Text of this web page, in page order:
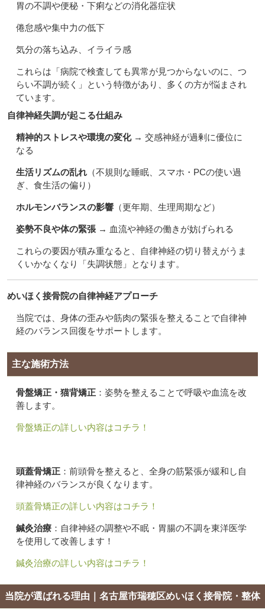
胃の不調や便秘・下痢などの消化器症状
倦怠感や集中力の低下
気分の落ち込み、イライラ感
これらは「病院で検査しても異常が見つからないのに、つ
らい不調が続く」という特徴があり、多くの方が悩まされ
ています。
自律神経失調が起こる仕組み
精神的ストレスや環境の変化→ 交感神経が過剰に優位に
なる
生活リズムの乱れ （不規則な睡眠、スマホ・PCの使い過
ぎ、食生活の偏り）
ホルモンバランスの影響 （更年期、生理周期など）
姿勢不良や体の緊張 → 血流や神経の働きが妨げられる
これらの要因が積み重なると、自律神経の切り替えがうま
くいかなくなり「失調状態」となります。
めいほく接骨院の自律神経アプローチ
当院では、身体の歪みや筋肉の緊張を整えることで自律神
経のバランス回復をサポートします。
主な施術方法
骨盤矯正・猫背矯正 ：姿勢を整えることで呼吸や血流を改
善します。
骨盤矯正の詳しい内容はコチラ！
頭蓋骨矯正 ：前頭骨を整えると、全身の筋緊張が緩和し自
律神経のバランスが良くなります。
頭蓋骨矯正の詳しい内容はコチラ！
鍼灸治療 ：自律神経の調整や不眠・胃腸の不調を東洋医学
を使用して改善します！
鍼灸治療の詳しい内容はコチラ！
当院が選ばれる理由｜名古屋市瑞穂区めいほく接骨院・整体